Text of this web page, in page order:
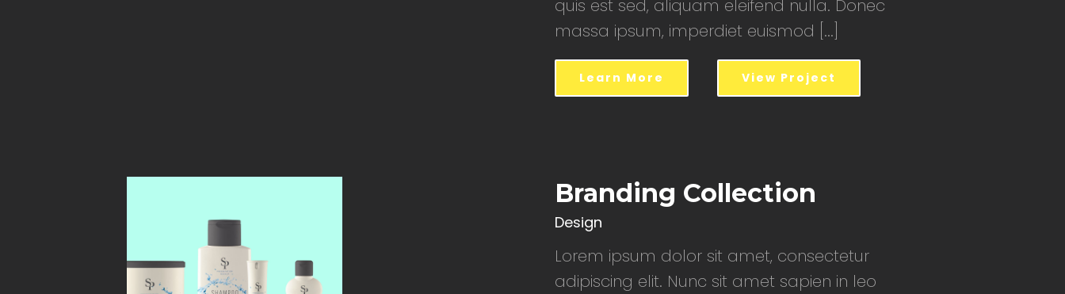
quis est sed, aliquam eleifend nulla. Donec
massa ipsum, imperdiet euismod [...]
Learn More View Project
Branding Collection
Design
Lorem ipsum dolor sit amet, consectetur
adipiscing elit. Nunc sit amet sapien in leo